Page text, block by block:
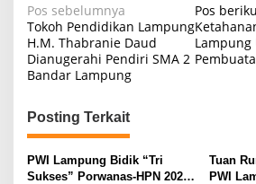
N
a
v
g
a
s
Pos sebelumnya
Tokoh Pendidikan Lampung
H.M. Thabranie Daud
Dianugerahi Pendiri SMA 2
Bandar Lampung
Pos
Lampung
Posting Terkait
PWI Lampung Bidik “Tri
Sukses” Porwanas-HPN 2027:
Tuan
PWI